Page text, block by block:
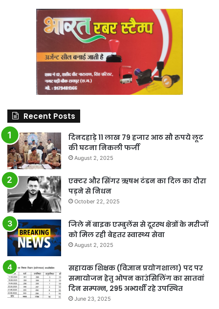
Recent Posts
दिनदहाड़े 11 लाख 79 हजार आठ सौ रुपये लूट
की घटना निकली फर्जी
August 2, 2025
एक्टर और सिंगर ऋषभ टंडन का दिल का दौरा
पड़ने से निधन
October 22, 2025
जिले में बाइक एम्बुलेंस से दूरस्थ क्षेत्रों के मरीजों
को मिल रही बेहतर स्वास्थ्य सेवा
August 2, 2025
सहायक शिक्षक (विज्ञान प्रयोगशाला) पद पर
समायोजन हेतु ओपन काउंसिलिंग का सातवां
दिन सम्पन्न, 295 अभ्यर्थी रहे उपस्थित
June 23, 2025